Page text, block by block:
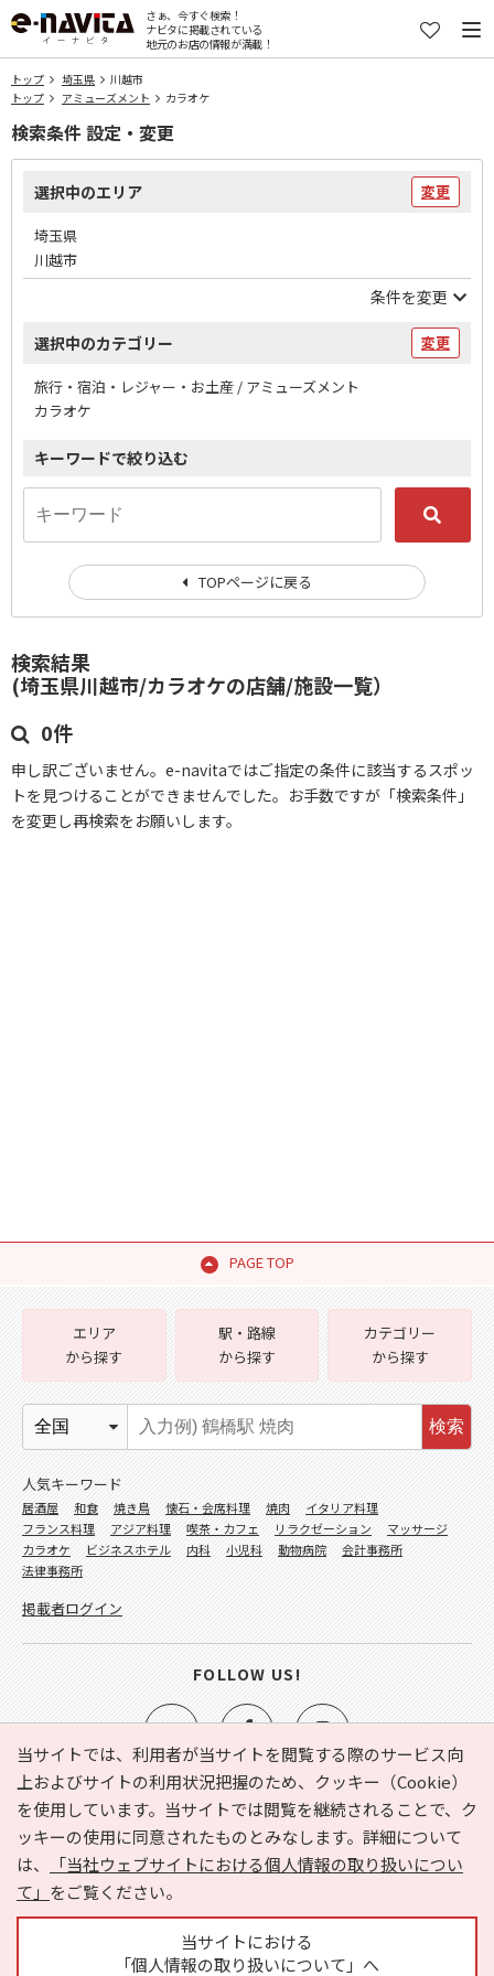
さぁ、今すぐ検索！
ナビタに掲載されている
地元のお店の情報が満載！
トップ 埼玉県
川越市
トップ
アミューズメント カラオケ
検索結果
(埼玉県川越市/カラオケの店舗/施設一覧）
0件
申し訳ございません。e-navitaではご指定の条件に該当するスポッ
トを見つけることができませんでした。お手数ですが「検索条件」
を変更し再検索をお願いします。
検索条件 設定・変更
選択中のエリア 変更
埼玉県
川越市
条件を変更
選択中のカテゴリー 変更
旅行・宿泊・レジャー・お土産 / アミューズメント
カラオケ
キーワードで絞り込む
TOPページに戻る
PAGE TOP
当サイトでは、利用者が当サイトを閲覧する際のサービス向
上およびサイトの利用状況把握のため、クッキー（Cookie）
を使用しています。当サイトでは閲覧を継続されることで、ク
ッキーの使用に同意されたものとみなします。詳細について
は、
「当社ウェブサイトにおける個人情報の取り扱いについ
て」 をご覧ください。
当サイトにおける
「個人情報の取り扱いについて」へ
e-NAVITA（イーナビタ）とは？ お気に入り
ヘルプ
利用規約
個人情報の取り扱いについて
運営会社
サイトマップ
広告掲載に関するお問い合わせ
エリア
から探す
駅・路線
から探す
カテゴリー
から探す
検索
人気キーワード
居酒屋 和食 焼き鳥 懐石・会席料理 焼肉
イタリア料理
フランス料理
アジア料理 喫茶・カフェ リラクゼーション
マッサージ
カラオケ
ビジネスホテル 内科 小児科 動物病院
会計事務所
法律事務所
掲載者ログイン
FOLLOW US!